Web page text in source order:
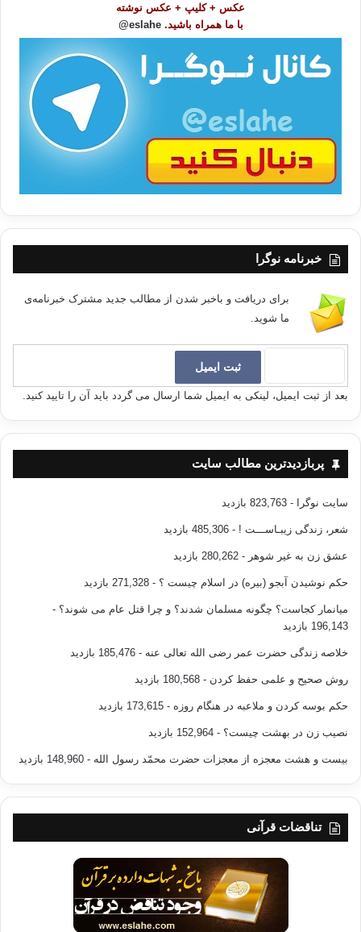
عکس + کلیپ + عکس نوشته
با ما همراه باشید. eslahe@
خبرنامه نوگرا
برای دریافت و باخبر شدن از مطالب جدید مشترک خبرنامه‌ی
ما شوید.
بعد از ثبت ایمیل، لینکی به ایمیل شما ارسال می گردد باید آن را تایید کنید.
پربازدیدترین مطالب سایت
سایت نوگرا - 823,763 بازدید
شعر، زندگی زیبـاســـت ! - 485,306 بازدید
عشق زن به غیر شوهر - 280,262 بازدید
حکم نوشیدن آبجو (بیره) در اسلام چیست ؟ - 271,328 بازدید
میانمار کجاست؟ چگونه مسلمان شدند؟ و چرا قتل عام می شوند؟ -
196,143 بازدید
خلاصه زندگی حضرت عمر رضی الله تعالی عنه - 185,476 بازدید
روش صحیح و علمی حفظ کردن - 180,568 بازدید
حکم بوسه کردن و ملاعبه در هنگام روزه - 173,615 بازدید
نصیب زن در بهشت چیست؟ - 152,964 بازدید
بیست و هشت معجزه از معجزات حضرت محمّد رسول الله - 148,960 بازدید
تناقضات قرآنی